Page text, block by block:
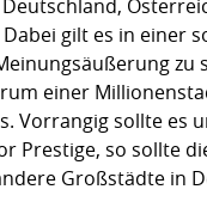
gilt es in
einer
Vorrangig sollte es
Prestige, so sollte
Großstädte in